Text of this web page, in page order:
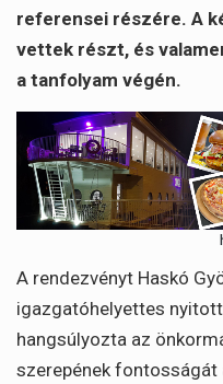
referensei részére. A
vettek részt, és
a tanfolyam végén.
A rendezvényt Haskó
igazgatóhelyettes
hangsúlyozta az
szerepének fontosságát